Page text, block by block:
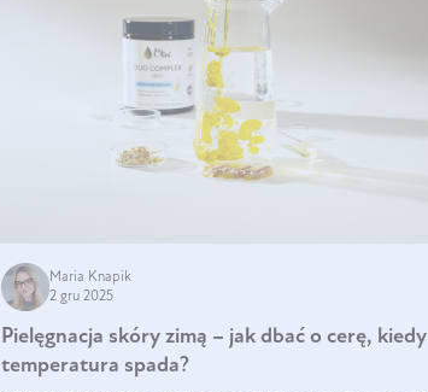
Maria Knapik
2 gru 2025
Pielęgnacja skóry zimą – jak dbać o cerę, kiedy
temperatura spada?